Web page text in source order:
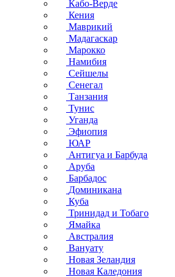
Кабо-Верде
Кения
Маврикий
Мадагаскар
Марокко
Намибия
Сейшелы
Сенегал
Танзания
Тунис
Уганда
Эфиопия
ЮАР
Антигуа и Барбуда
Аруба
Барбадос
Доминикана
Куба
Тринидад и Тобаго
Ямайка
Австралия
Вануату
Новая Зеландия
Новая Каледония